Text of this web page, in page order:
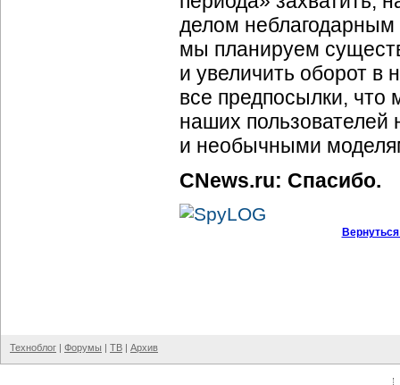
делом неблагодарным
мы планируем
и увеличить оборот в
все предпосылки,
наших
и необычными
CNews.ru: Спасибо.
Техноблог | Форумы | ТВ | Архив